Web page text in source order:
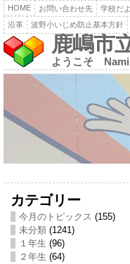
HOME お問い合わせ先 学校だ
沿革
波野小いじめ防止基本方針
鹿嶋市
ようこそ
カテゴリー
今月のトピックス (155)
未分類(1241)
１年生 (96)
２年生 (64)